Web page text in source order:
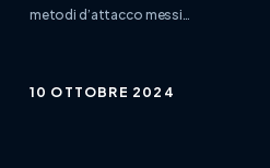
metodi d’attacco messi…
10 OTTOBRE 2024